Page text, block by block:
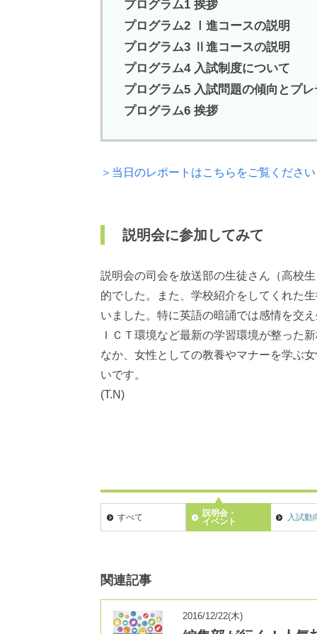
プログラム1 挨拶
プログラム2 Ⅰ進コースの説明
プログラム3 Ⅱ進コースの説明
プログラム4 入試制度について
プログラム5 入試問題の傾向とプ
プログラム6 挨拶
＞当日のレポートはこちらをご覧ください
説明会に参加してみて
説明会の司会を放送部の生徒さん（高校
的でした。また、学校紹介をしてくれた
いました。特に英語の暗誦では感情を交
ＩＣＴ環境など最新の学習環境が整った
なか、女性としての教養やマナーを学ぶ
いです。
(T.N)
すべて
説明会・
イベント
入試動
関連記事
2016/12/22(木)